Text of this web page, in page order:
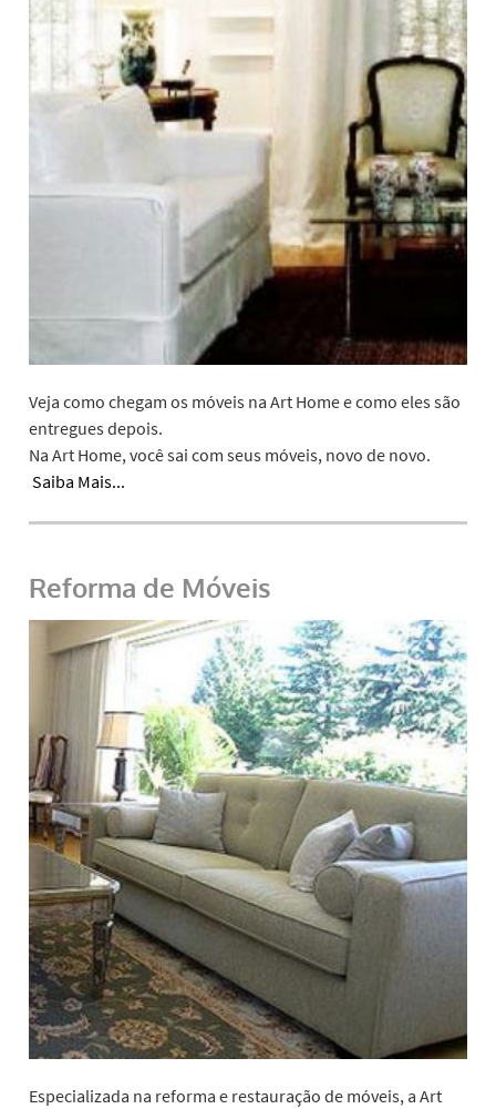
Veja como chegam os móveis na Art Home e como eles são
entregues depois.
Na Art Home, você sai com seus móveis, novo de novo.
Saiba Mais...
Reforma de Móveis
Especializada na reforma e restauração de móveis, a Art